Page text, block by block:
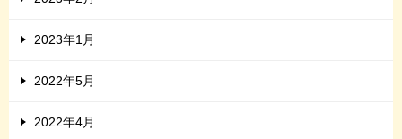
2023年1月
2022年5月
2022年4月